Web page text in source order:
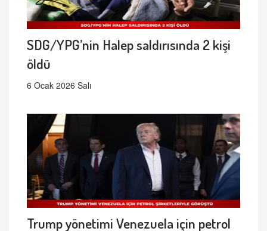
SDG/YPG’nin Halep saldırısında 2 kişi
öldü
6 Ocak 2026 Salı
Trump yönetimi Venezuela için petrol